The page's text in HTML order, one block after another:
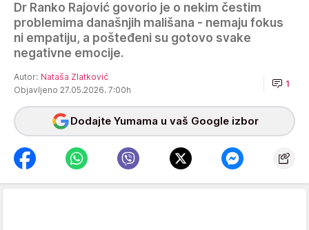
Dr Ranko Rajović govorio je o nekim čestim
problemima današnjih mališana - nemaju fokus
ni empatiju, a pošteđeni su gotovo svake
negativne emocije.
Autor: Nataša Zlatković
Objavljeno 27.05.2026. 7:00h
1
Dodajte Yumama u vaš Google izbor